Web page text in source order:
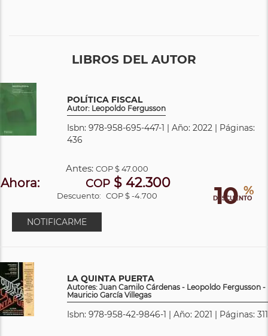
LIBROS DEL AUTOR
POLÍTICA FISCAL
Autor: Leopoldo Fergusson
Isbn: 978-958-695-447-1 | Año: 2022 | Páginas:
436
10 %
DESCUENTO
Antes:COP$ 47.000
Ahora: COP $ 42.300
Descuento: COP $ -4.700
NOTIFICARME
LA QUINTA PUERTA
Autores: Juan Camilo Cárdenas - Leopoldo Fergusson -
Mauricio García Villegas
Isbn: 978-958-42-9846-1 | Año: 2021 | Páginas: 311